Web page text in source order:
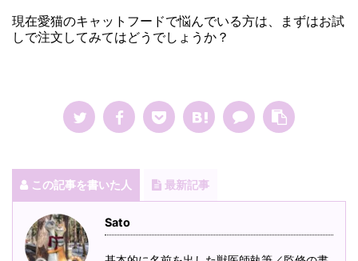
現在愛猫のキャットフードで悩んでいる方は、まずはお試
しで注文してみてはどうでしょうか？
この記事を書いた人 最新記事
Sato